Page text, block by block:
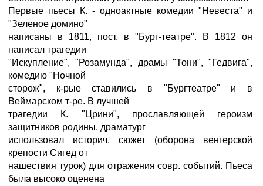
Первые пьесы К. - одноактные комедии "Невеста" и
"Зеленое домино"
написаны в 1811, пост. в "Бург-театре". В 1812 он
написал трагедии
"Искупление", "Розамунда", драмы "Тони", "Гедвига",
комедию "Ночной
сторож", к-рые ставились в "Бургтеатре" и в
Веймарском т-ре. В лучшей
трагедии К. "Црини", прославляющей героизм
защитников родины, драматург
использовал историч. сюжет (оборона венгерской
крепости Сигед от
нашествия турок) для отражения совр. событий. Пьеса
была высоко оценена